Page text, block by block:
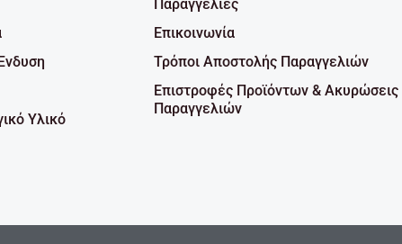
Υλικό
Παραγγελίες
Επικοινωνία
Τρόποι Αποστολής Παραγγελιών
Επιστροφές Προϊόντων & Ακυρώσεις
Παραγγελιών